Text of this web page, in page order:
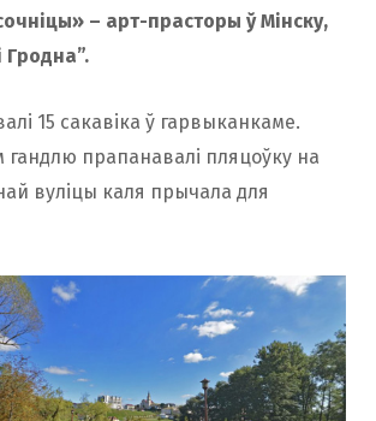
– арт-прасторы ў Мінску,
Гродна”.
15 сакавіка ў гарвыканкаме.
гандлю прапанавалі пляцоўку на
вуліцы каля прычала для